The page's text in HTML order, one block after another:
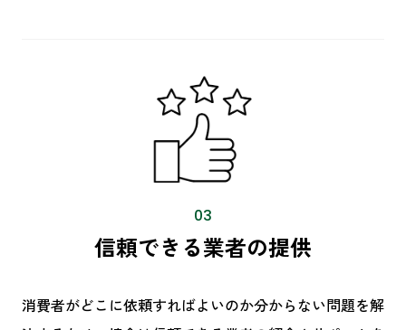
03
信頼できる業者の提供
消費者がどこに依頼すればよいのか分からない問題を解